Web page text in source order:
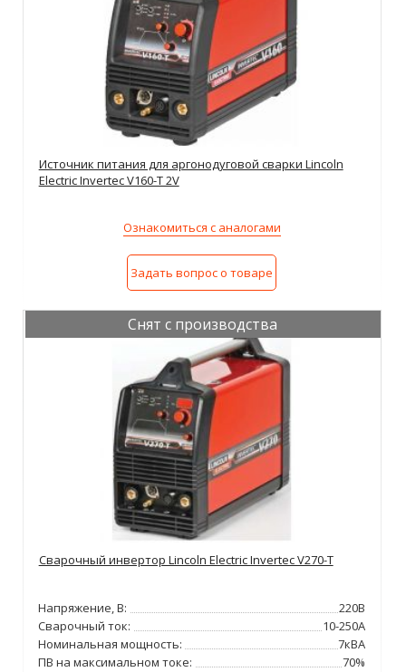
Источник питания для аргонодуговой сварки Lincoln
Electric Invertec V160-T 2V
Ознакомиться с аналогами
Задать вопрос о товаре
Снят с производства
Сварочный инвертор Lincoln Electric Invertec V270-T
Напряжение, В:
220В
Сварочный ток:
10-250А
Номинальная мощность:
7кВА
ПВ на максимальном токе:
70%